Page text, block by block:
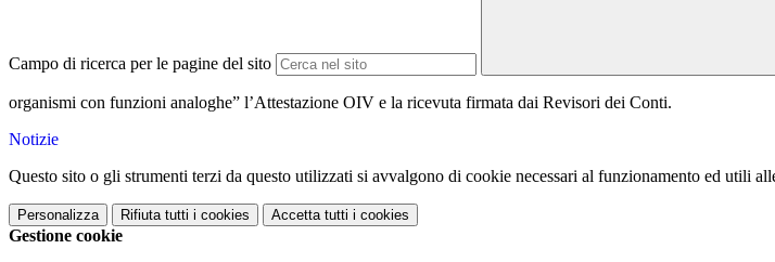
Campo di ricerca per le pagine del sito
organismi con funzioni analoghe” l’Attestazione OIV e la ricevuta firmata dai Revisori dei Conti.
Notizie
Questo sito o gli strumenti terzi da questo utilizzati si avvalgono di cookie necessari al funzionamento ed utili
Personalizza Rifiuta tutti i cookies Accetta tutti i cookies
Gestione cookie